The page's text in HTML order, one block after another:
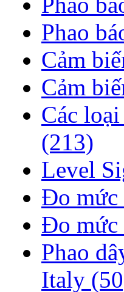
Phao
Cảm
Cảm
Các
(213)
Level
Đo mức
Đo mức
Phao
Italy